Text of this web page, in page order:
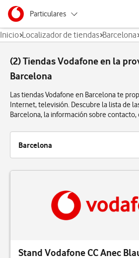
Ir a la pagina principal de vodafone.es
Menu navegación Segmento
Particulares
Autónomos
Pymes
y AA.PP.
Inicio Localizador de tiendas Barcelona
(2) Tiendas Vodafone en la
Barcelona
Las tiendas Vodafone en Barcelona te
Internet, televisión. Descubre la lista de
Barcelona, la información sobre
Barcelona
Badalona
Barberá Del Vallés
Cornellá De Llobregat
Stand Vodafone CC Anec